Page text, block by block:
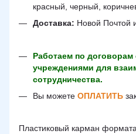
красный, черный,
Доставка: Новой Почтой
Работаем по
учреждениями для
сотрудничества.
Вы можете ОПЛАТИТЬ
Пластиковый карман